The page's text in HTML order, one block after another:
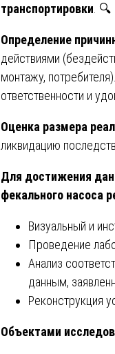
транспортировки . 🔍
Определение
действиями
монтажу,
ответственности и
Оценка размера
ликвидацию
Для достижения
фекального насоса
Визуальный и
Проведение
Анализ
данным,
Реконструкция
Объектами